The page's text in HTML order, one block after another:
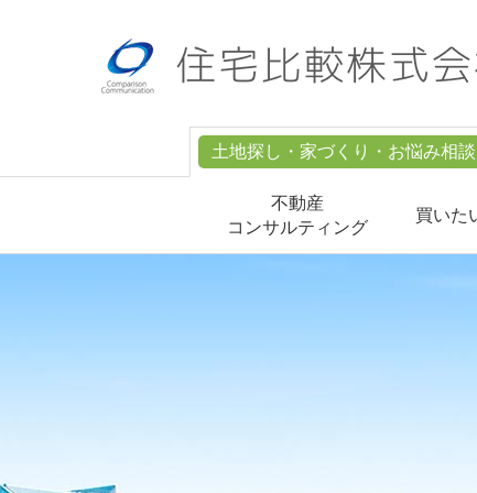
土地探し・家づくり・お悩み相談
不動産
コンサルティング
買いた